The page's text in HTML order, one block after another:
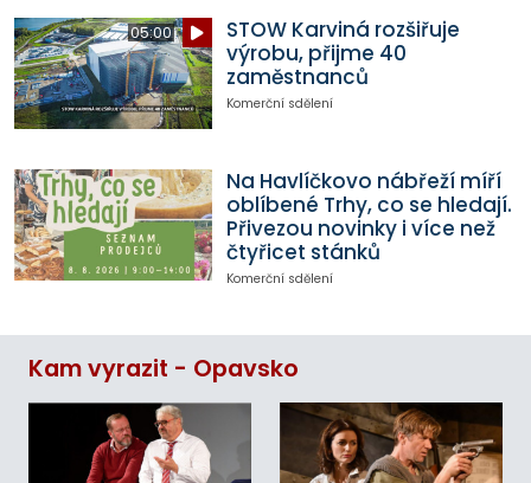
05:00
STOW Karviná rozšiřuje
výrobu, přijme 40
zaměstnanců
Komerční sdělení
Na Havlíčkovo nábřeží míří
oblíbené Trhy, co se hledají.
Přivezou novinky i více než
čtyřicet stánků
Komerční sdělení
Kam vyrazit - Opavsko